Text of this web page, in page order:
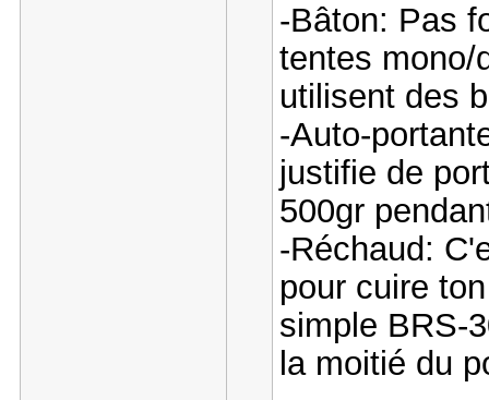
-Bâton: Pas
tentes mono/
utilisent des
-Auto-
justifie de
500gr
-Réchaud:
pour cuire
simple BRS-
la moitié du